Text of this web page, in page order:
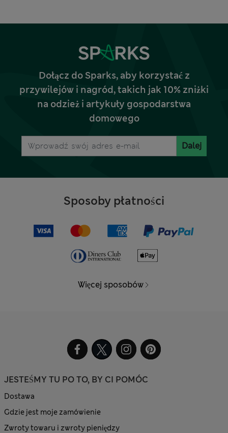
Dołącz do Sparks, aby korzystać z
przywilejów i nagród, takich jak 10% zniżki
na odzież i artykuły gospodarstwa
domowego
Dalej
Sposoby płatności
Więcej sposobów
JESTEŚMY TU PO TO, BY CI POMÓC
Dostawa
Gdzie jest moje zamówienie
Zwroty towaru i zwroty pieniędzy